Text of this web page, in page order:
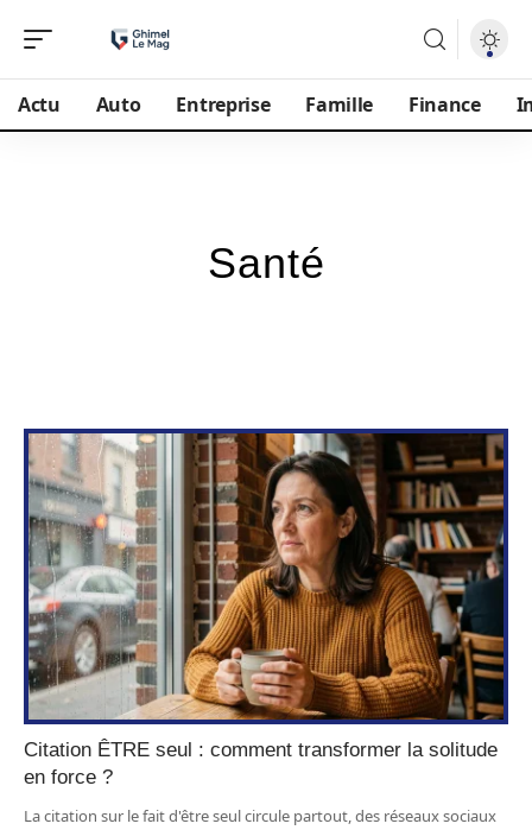
Actu Auto Entreprise Famille Finance
Santé
Citation ÊTRE seul : comment transformer la solitude
en force ?
La citation sur le fait d'être seul circule partout, des réseaux sociaux